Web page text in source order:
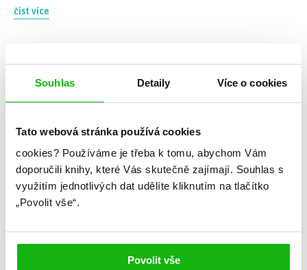
Souhlas Detaily Více o cookies
Tato webová stránka používá cookies
cookies? Používáme je třeba k tomu, abychom Vám
doporučili knihy, které Vás skutečně zajímají. Souhlas s
využitím jednotlivých dat udělíte kliknutím na tlačítko
„Povolit vše“.
Povolit vše
číst více
18. 11. 2024
Jak dobře si pamatuješ první díl Harryho Pottera?